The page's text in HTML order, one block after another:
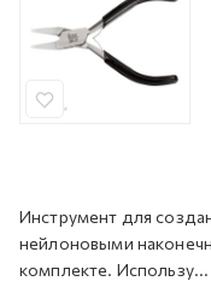
Инструмент для
нейлоновыми
комплекте.